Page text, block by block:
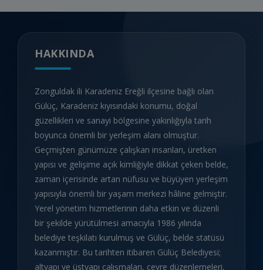
HAKKINDA
Zonguldak ili Karadeniz Ereğli ilçesine bağlı olan
Gülüç, Karadeniz kıyısındaki konumu, doğal
güzellikleri ve sanayi bölgesine yakınlığıyla tarih
boyunca önemli bir yerleşim alanı olmuştur.
Geçmişten günümüze çalışkan insanları, üretken
yapısı ve gelişime açık kimliğiyle dikkat çeken belde,
zaman içerisinde artan nüfusu ve büyüyen yerleşim
yapısıyla önemli bir yaşam merkezi hâline gelmiştir.
Yerel yönetim hizmetlerinin daha etkin ve düzenli
bir şekilde yürütülmesi amacıyla 1986 yılında
belediye teşkilatı kurulmuş ve Gülüç, belde statüsü
kazanmıştır. Bu tarihten itibaren Gülüç Belediyesi;
altyapı ve üstyapı çalışmaları, çevre düzenlemeleri,